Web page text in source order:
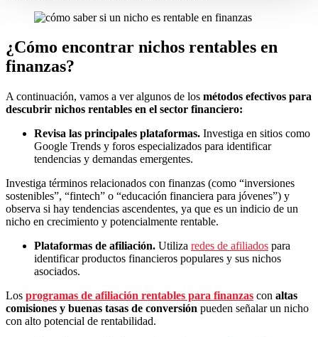
¿Cómo encontrar nichos rentables en
finanzas?
A continuación, vamos a ver algunos de los métodos efectivos para
descubrir nichos rentables en el sector financiero:
Revisa las principales plataformas. Investiga en sitios como
Google Trends y foros especializados para identificar
tendencias y demandas emergentes.
Investiga términos relacionados con finanzas (como “inversiones
sostenibles”, “fintech” o “educación financiera para jóvenes”) y
observa si hay tendencias ascendentes, ya que es un indicio de un
nicho en crecimiento y potencialmente rentable.
Plataformas de afiliación. Utiliza redes de afiliados para
identificar productos financieros populares y sus nichos
asociados.
Los programas de afiliación rentables para finanzas con altas
comisiones y buenas tasas de conversión pueden señalar un nicho
con alto potencial de rentabilidad.